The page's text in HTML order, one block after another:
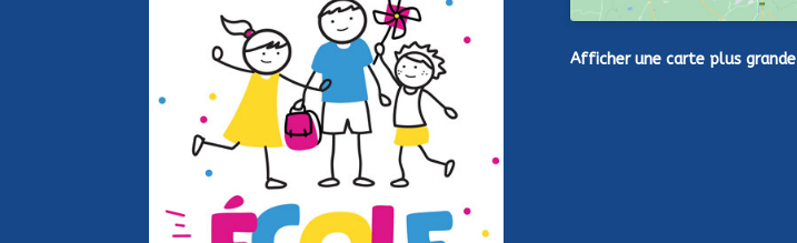
Afficher une carte plus grande